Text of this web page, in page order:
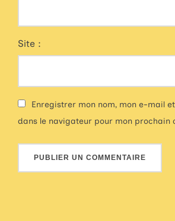
Site :
Enregistrer mon nom, mon e-mail
dans le navigateur pour mon prochain